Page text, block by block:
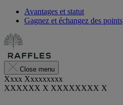
Avantages et statut
Gagnez et échangez des points
Close menu
Xxxx Xxxxxxxxx
XXXXXX X XXXXXXXX X